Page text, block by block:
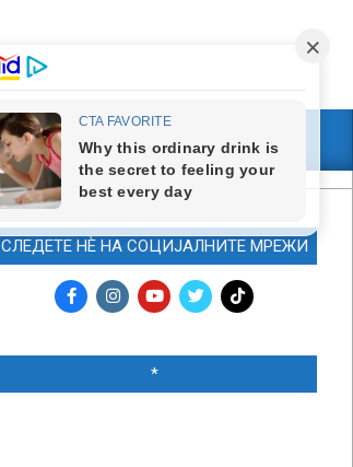
МАРКЕТИНГ
СЛЕДЕТЕ НЀ НА СОЦИЈАЛНИТЕ МРЕЖИ
*